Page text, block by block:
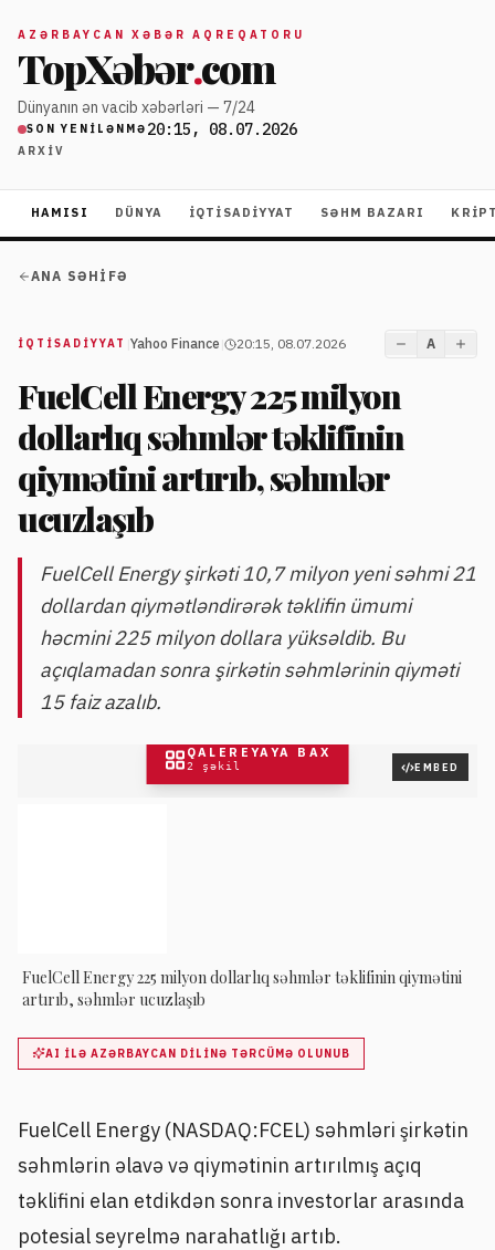
AZƏRBAYCAN XƏBƏR AQREQATORU
TopXəbər.com
Dünyanın ən vacib xəbərləri — 7/24
SON YENILƏNMƏ 20:15, 08.07.2026
ARXIV
HAMISI DÜNYA İQTISADIYYAT SƏHM BAZARI
ANA SƏHIFƏ
İQTISADIYYAT Yahoo Finance 20:15, 08.07.2026 A
FuelCell Energy 225 milyon
dollarlıq səhmlər təklifinin
qiymətini artırıb, səhmlər
ucuzlaşıb
FuelCell Energy şirkəti 10,7 milyon yeni səhmi 21
dollardan qiymətləndirərək təklifin ümumi
həcmini 225 milyon dollara yüksəldib. Bu
açıqlamadan sonra şirkətin səhmlərinin qiyməti
15 faiz azalıb.
QALEREYAYA BAX
2 şəkil EMBED
FuelCell Energy 225 milyon dollarlıq səhmlər təklifinin qiymətini
artırıb, səhmlər ucuzlaşıb
AI ILƏ AZƏRBAYCAN DILINƏ TƏRCÜMƏ OLUNUB
FuelCell Energy (NASDAQ:FCEL) səhmləri şirkətin
səhmlərin əlavə və qiymətinin artırılmış açıq
təklifini elan etdikdən sonra investorlar arasında
potesial seyrelmə narahatlığı artıb.